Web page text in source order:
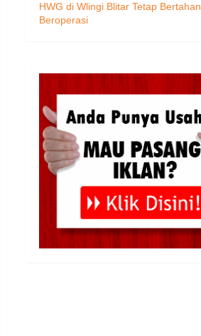
HWG di Wlingi Blitar Tetap Bertahan
Beroperasi